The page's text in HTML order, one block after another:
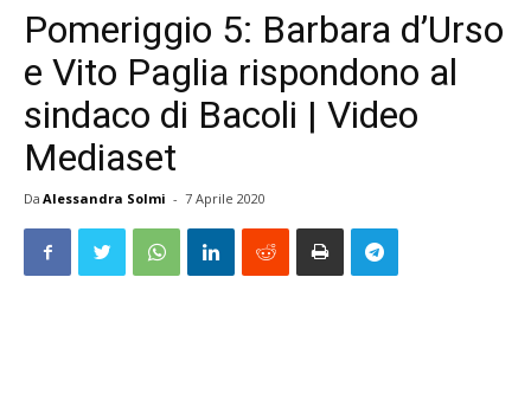
Pomeriggio 5: Barbara d’Urso
e Vito Paglia rispondono al
sindaco di Bacoli | Video
Mediaset
Da Alessandra Solmi - 7 Aprile 2020